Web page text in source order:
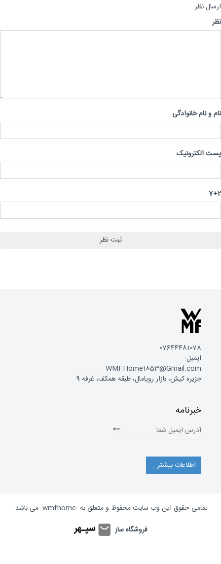
نظر
و نام خانوادگی
الکترونیک
07644481078
ایمیل:
WMFHome1853@Gmail.com
جزیره کیش، بازار رویامال، طبقه همکف، غرفه 9
خبرنامه
اطلاعات بیشتر...
تمامی حقوق این وب سایت محفوظ و متعلق به -wmfhome-
می باشد.
فروشگاه ساز